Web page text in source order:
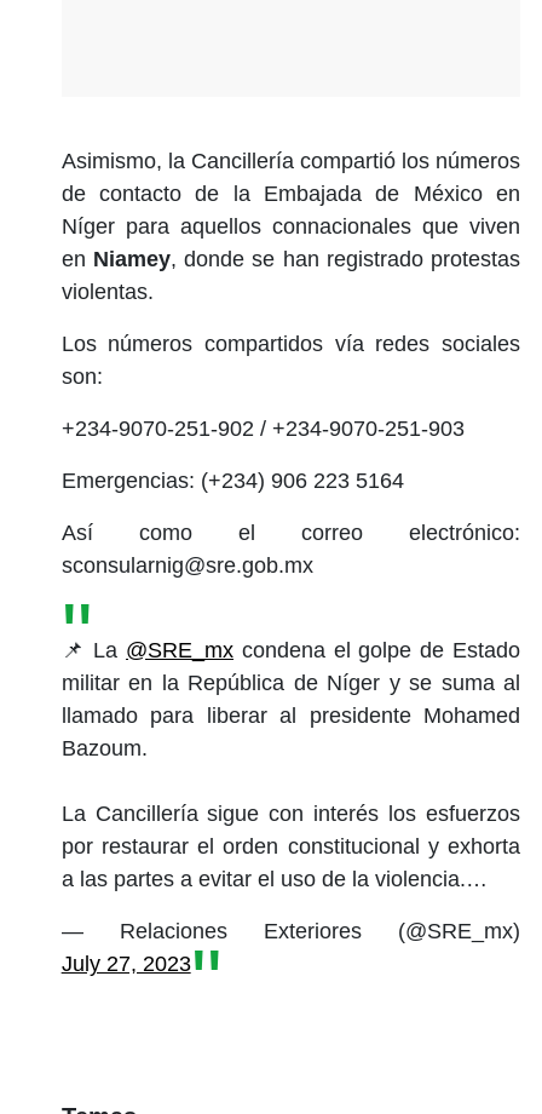
Asimismo, la Cancillería compartió los números
de contacto de la Embajada de México en
Níger para aquellos connacionales que viven
en Niamey, donde se han registrado protestas
violentas.
Los números compartidos vía redes sociales
son:
+234-9070-251-902 / +234-9070-251-903
Emergencias: (+234) 906 223 5164
Así como el correo electrónico:
sconsularnig@sre.gob.mx
📌 La @SRE_mx condena el golpe de Estado
militar en la República de Níger y se suma al
llamado para liberar al presidente Mohamed
Bazoum.
La Cancillería sigue con interés los esfuerzos
por restaurar el orden constitucional y exhorta
a las partes a evitar el uso de la violencia.…
— Relaciones Exteriores (@SRE_mx)
July 27, 2023